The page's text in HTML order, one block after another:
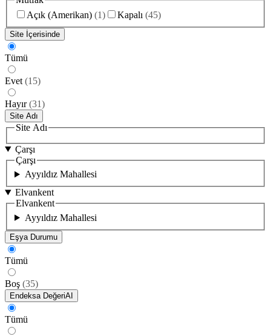
Açık (Amerikan) (1) Kapalı (45)
Site İçerisinde
Tümü
Evet (15)
Hayır (31)
Site Adı
Site Adı
Çarşı
Çarşı
Ayyıldız Mahallesi
Elvankent
Elvankent
Ayyıldız Mahallesi
Eşya Durumu
Tümü
Boş (35)
Endeksa DeğeriAI
Tümü